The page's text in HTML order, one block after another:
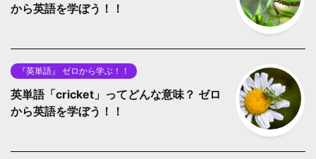
から英語を学ぼう！！
『英単語』 ゼロから学ぶ！！
英単語「cricket」ってどんな意味？ ゼロ
から英語を学ぼう！！